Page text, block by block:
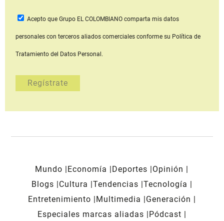
Acepto que Grupo EL COLOMBIANOcomparta mis datos
personales con terceros aliados comerciales conforme su Política de
Tratamiento del Datos Personal.
Mundo Economía Deportes
Opinión
Blogs
Cultura Tendencias Tecnología
Entretenimiento
Multimedia
Generación
Especiales marcas aliadas
Pódcast